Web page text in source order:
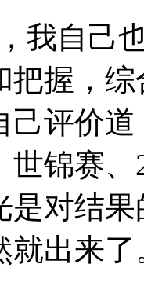
自己也
把握，
己评价
世锦赛
是对结
就出来了